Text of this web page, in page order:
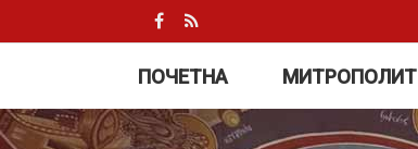
ПОЧЕТНА МИТРОПОЛИТ